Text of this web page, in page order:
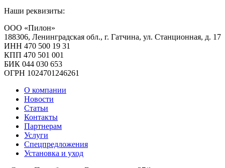
Наши реквизиты:
ООО «Пилон»
188306, Ленинградская обл., г. Гатчина, ул. Станционная, д. 17
ИНН 470 500 19 31
КПП 470 501 001
БИК 044 030 653
ОГРН 1024701246261
О компании
Новости
Статьи
Контакты
Партнерам
Услуги
Спецпредложения
Установка и уход